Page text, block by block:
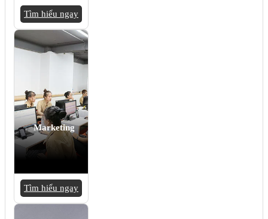
Tìm hiểu ngay
Marketing
Tìm hiểu ngay